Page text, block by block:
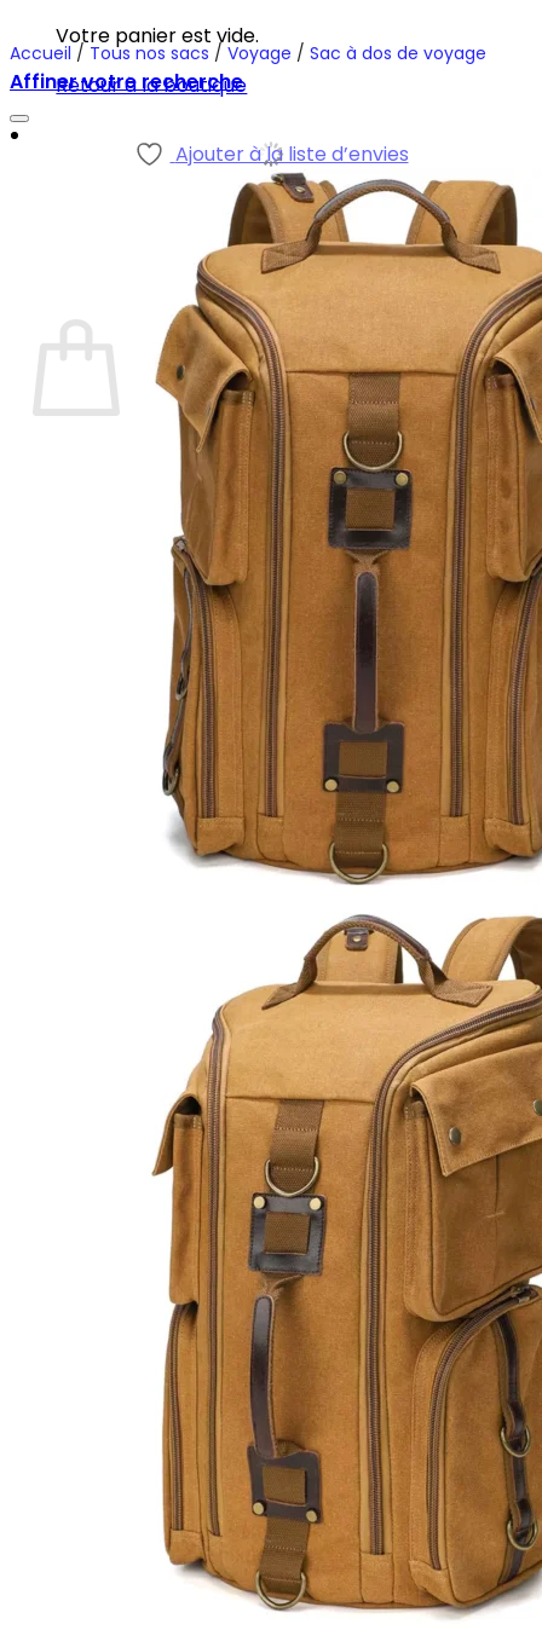
Votre panier est vide.
Retour à la boutique
Votre panier est vide.
Retour à la boutique
Accueil / Tous nos sacs / Voyage / Sac à dos de voyage
Affiner votre recherche
Ajouter à la liste d’envies